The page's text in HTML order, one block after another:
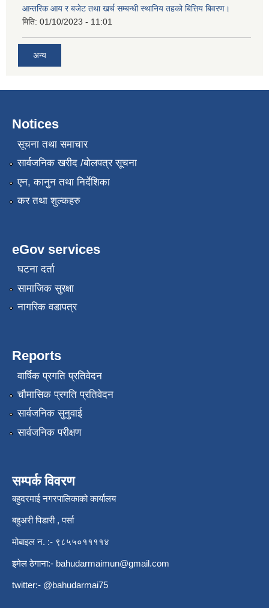
आन्तरिक आय र बजेट तथा खर्च सम्बन्धी स्थानिय तहको बित्तिय बिवरण।
मिति: 01/10/2023 - 11:01
अन्य
Notices
सूचना तथा समाचार
सार्वजनिक खरीद /बोलपत्र सूचना
एन, कानुन तथा निर्देशिका
कर तथा शुल्कहरु
eGov services
घटना दर्ता
सामाजिक सुरक्षा
नागरिक वडापत्र
Reports
वार्षिक प्रगति प्रतिवेदन
चौमासिक प्रगति प्रतिवेदन
सार्वजनिक सुनुवाई
सार्वजनिक परीक्षण
सम्पर्क विवरण
बहुदरमाई नगरपालिकाको कार्यालय
बहुअरी पिडारी , पर्सा
मोबाइल न. :- ९८५५०११११४
इमेल ठेगाना:- bahudarmaimun@gmail.com
twitter:- @bahudarmai75